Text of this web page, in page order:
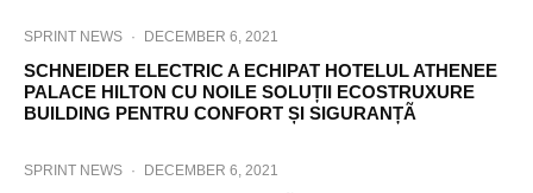
SPRINT NEWS · DECEMBER 6, 2021
SCHNEIDER ELECTRIC A ECHIPAT HOTELUL ATHENEE
PALACE HILTON CU NOILE SOLUȚII ECOSTRUXURE
BUILDING PENTRU CONFORT ȘI SIGURANȚÃ
SPRINT NEWS · DECEMBER 6, 2021